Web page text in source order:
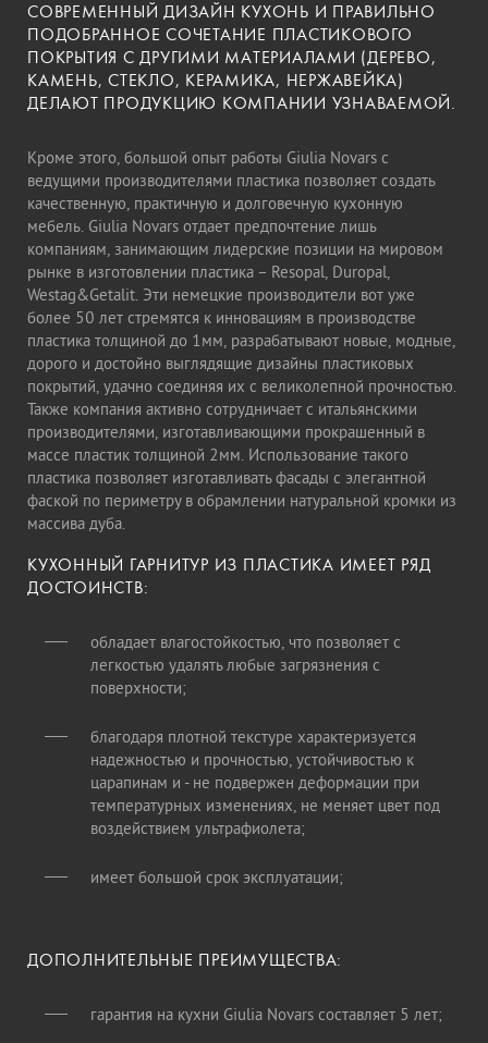
СОВРЕМЕННЫЙ ДИЗАЙН КУХОНЬ И ПРАВИЛЬНО
ПОДОБРАННОЕ СОЧЕТАНИЕ ПЛАСТИКОВОГО
ПОКРЫТИЯ С ДРУГИМИ МАТЕРИАЛАМИ (ДЕРЕВО,
КАМЕНЬ, СТЕКЛО, КЕРАМИКА, НЕРЖАВЕЙКА)
ДЕЛАЮТ ПРОДУКЦИЮ КОМПАНИИ УЗНАВАЕМОЙ.
Кроме этого, большой опыт работы Giulia Novars с
ведущими производителями пластика позволяет создать
качественную, практичную и долговечную кухонную
мебель. Giulia Novars отдает предпочтение лишь
компаниям, занимающим лидерские позиции на мировом
рынке в изготовлении пластика – Resopal, Duropal,
Westag&Getalit. Эти немецкие производители вот уже
более 50 лет стремятся к инновациям в производстве
пластика толщиной до 1мм, разрабатывают новые, модные,
дорого и достойно выглядящие дизайны пластиковых
покрытий, удачно соединяя их с великолепной прочностью.
Также компания активно сотрудничает с итальянскими
производителями, изготавливающими прокрашенный в
массе пластик толщиной 2мм. Использование такого
пластика позволяет изготавливать фасады с элегантной
фаской по периметру в обрамлении натуральной кромки из
массива дуба.
КУХОННЫЙ ГАРНИТУР ИЗ ПЛАСТИКА ИМЕЕТ РЯД
ДОСТОИНСТВ:
обладает влагостойкостью, что позволяет с
легкостью удалять любые загрязнения с
поверхности;
благодаря плотной текстуре характеризуется
надежностью и прочностью, устойчивостью к
царапинам и - не подвержен деформации при
температурных изменениях, не меняет цвет под
воздействием ультрафиолета;
имеет большой срок эксплуатации;
ДОПОЛНИТЕЛЬНЫЕ ПРЕИМУЩЕСТВА:
гарантия на кухни Giulia Novars составляет 5 лет;